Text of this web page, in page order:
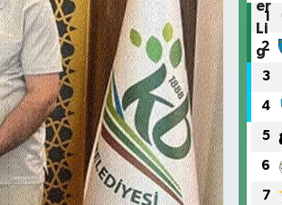
1
2
3
4
5
6
7